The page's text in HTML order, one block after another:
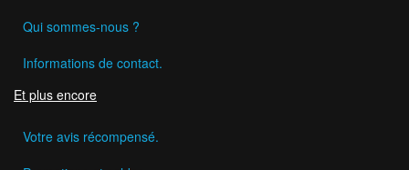
Qui sommes-nous ?
Informations de contact.
Et plus encore
Votre avis récompensé.